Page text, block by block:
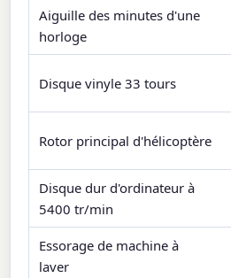
Aiguille des minutes d'une
horloge
Disque vinyle 33 tours
Rotor principal d'hélicoptère
Disque dur d'ordinateur à
5400 tr/min
Essorage de machine à
laver